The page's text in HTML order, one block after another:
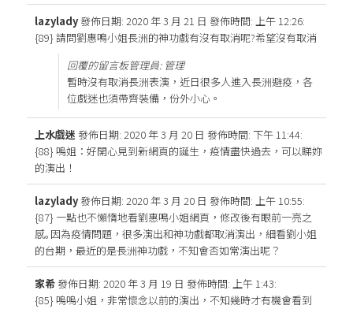
lazylady發佈日期: 2020 年 3 月 21 日 發佈時間: 上午 12:26:
{89} 請問劉惠鳴小姐長洲的神功戲有沒有取消呢?希望沒有取消
回覆的留言板管理員: 管理
暫時沒有取消長洲表演，近日很多人進入長洲避疫，各
位戲迷也須帶齊裝備，份外小心。
上水戲迷發佈日期: 2020 年 3 月 20 日 發佈時間: 下午 11:44:
{88} 嗚姐：好開心見到新網頁的誕生，疫情盡快過去，可以睇妳
的演出！
lazylady發佈日期: 2020 年 3 月 20 日 發佈時間: 上午 10:55:
{87} 一點也不懶惰地看劉惠鳴小姐網頁，修改後有眼前一亮之
感｡因為疫情問題，很多演出和神功戲都取消演出，細看劉小姐
的台期，最近的是長洲神功戲，不知會否如常演出呢？
家希發佈日期: 2020 年 3 月 19 日 發佈時間: 上午 1:43:
{85} 嗚嗚小姐，非常懷念以前的演出，不知幾時才有機會看到